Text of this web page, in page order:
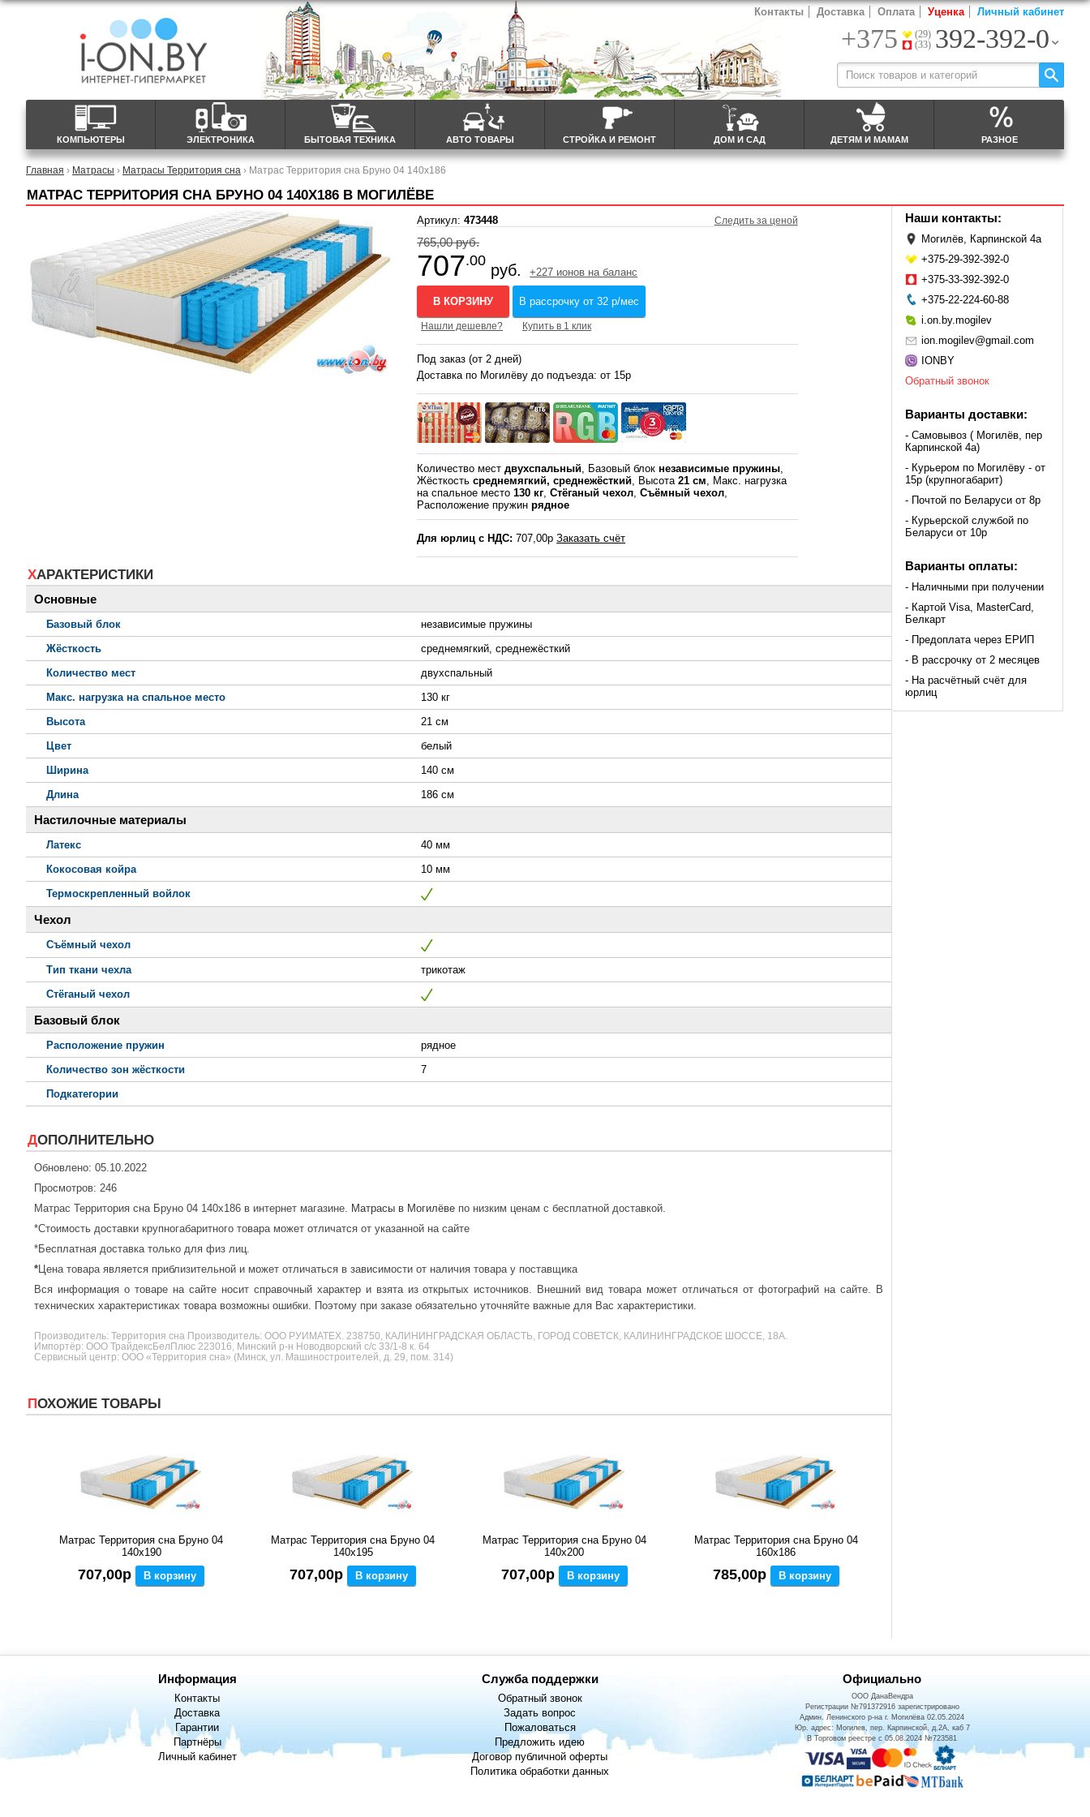
КОМПЬЮТЕРЫ ЭЛЕКТРОНИКА БЫТОВАЯ ТЕХНИКА АВТО ТОВАРЫ СТРОЙКА И РЕМОНТ ДОМ И САД ДЕТЯМ И МАМАМ РАЗНОЕ
Контакты Доставка Оплата Уценка Личный кабинет
+375
(29)
(33) 392-392-0
Главная › Матрасы › Матрасы Территория сна › Матрас Территория сна Бруно 04 140x186
МАТРАС ТЕРРИТОРИЯ СНА БРУНО 04 140X186 В МОГИЛЁВЕ
Артикул:473448 Следить за ценой
765,00 руб.
707.00
руб. +227 ионов на баланс
В КОРЗИНУ В рассрочку от 32 р/мес
Нашли дешевле? Купить в 1 клик
Под заказ (от 2 дней)
Доставка по Могилёву до подъезда: от 15р
Количество местдвухспальный, Базовый блокнезависимые пружины,
Жёсткостьсреднемягкий, среднежёсткий, Высота21 см, Макс. нагрузка
на спальное место130 кг,Стёганый чехол,Съёмный чехол,
Расположение пружинрядное
Для юрлиц с НДС: 707,00рЗаказать счёт
ХАРАКТЕРИСТИКИ
Основные
Базовый блок
независимые пружины
Жёсткость
среднемягкий, среднежёсткий
Количество мест
двухспальный
Макс. нагрузка на спальное место
130 кг
Высота
21 см
Цвет
белый
Ширина
140 см
Длина
186 см
Настилочные материалы
Латекс
40 мм
Кокосовая койра
10 мм
Термоскрепленный войлок
Чехол
Съёмный чехол
Тип ткани чехла
трикотаж
Стёганый чехол
Базовый блок
Расположение пружин
рядное
Количество зон жёсткости
7
Подкатегории
ДОПОЛНИТЕЛЬНО
Обновлено: 05.10.2022
Просмотров: 246
Матрас Территория сна Бруно 04 140x186 в интернет магазине. Матрасы в Могилёве по низким ценам с бесплатной доставкой.
*Стоимость доставки крупногабаритного товара может отличатся от указанной на сайте
*Бесплатная доставка только для физ лиц.
*Цена товара является приблизительной и может отличаться в зависимости от наличия товара у поставщика
Вся информация о товаре на сайте носит справочный характер и взята из открытых источников. Внешний вид товара может отличаться от фотографий на сайте. В
технических характеристиках товара возможны ошибки. Поэтому при заказе обязательно уточняйте важные для Вас характеристики.
Производитель: Территория сна Производитель: ООО РУИМАТЕХ. 238750, КАЛИНИНГРАДСКАЯ ОБЛАСТЬ, ГОРОД СОВЕТСК, КАЛИНИНГРАДСКОЕ ШОССЕ, 18А.
Импортёр: ООО ТрайдексБелПлюс 223016, Минский р-н Новодворский с/с 33/1-8 к. 64
Сервисный центр: ООО «Территория сна» (Минск, ул. Машиностроителей, д. 29, пом. 314)
ПОХОЖИЕ ТОВАРЫ
Матрас Территория сна Бруно 04
140x190
707,00р В корзину
Матрас Территория сна Бруно 04
140x195
707,00р В корзину
Матрас Территория сна Бруно 04
140x200
707,00р В корзину
Матрас Территория сна Бруно 04
160x186
785,00р В корзину
Наши контакты:
Могилёв, Карпинской 4а
+375-29-392-392-0
+375-33-392-392-0
+375-22-224-60-88
i.on.by.mogilev
ion.mogilev@gmail.com
IONBY
Обратный звонок
Варианты доставки:
- Самовывоз ( Могилёв, пер
Карпинской 4а)
- Курьером по Могилёву - от
15р (крупногабарит)
- Почтой по Беларуси от 8р
- Курьерской службой по
Беларуси от 10р
Варианты оплаты:
- Наличными при получении
- Картой Visa, MasterCard,
Белкарт
- Предоплата через ЕРИП
- В рассрочку от 2 месяцев
- На расчётный счёт для
юрлиц
Информация
Контакты
Доставка
Гарантии
Партнёры
Личный кабинет
Служба поддержки
Обратный звонок
Задать вопрос
Пожаловаться
Предложить идею
Договор публичной оферты
Политика обработки данных
Официально
ООО ДанаВендра
Регистрации №791372916 зарегистрировано
Админ. Ленинского р-на г. Могилёва 02.05.2024
Юр. адрес: Могилев, пер. Карпинской, д.2А, каб 7
В Торговом реестре с 05.08.2024 №723581